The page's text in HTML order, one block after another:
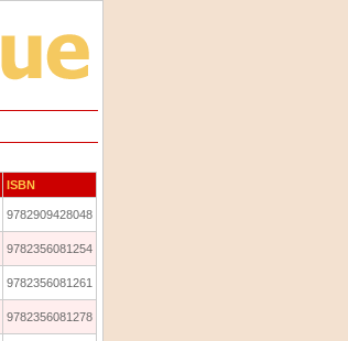
ISBN
9782909428048
9782356081254
9782356081261
9782356081278